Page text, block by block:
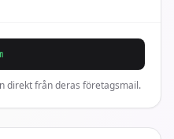
direkt från deras företagsmail.